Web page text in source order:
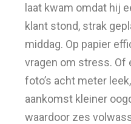
laat kwam omdat hij
klant stond, strak
middag. Op papier
vragen om stress. Of
foto’s acht meter
aankomst kleiner
waardoor zes